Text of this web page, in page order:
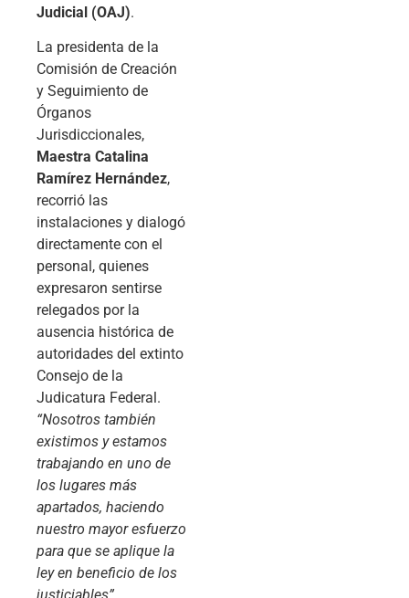
Judicial (OAJ).
La presidenta de la
Comisión de Creación
y Seguimiento de
Órganos
Jurisdiccionales,
Maestra Catalina
Ramírez Hernández,
recorrió las
instalaciones y dialogó
directamente con el
personal, quienes
expresaron sentirse
relegados por la
ausencia histórica de
autoridades del extinto
Consejo de la
Judicatura Federal.
“Nosotros también
existimos y estamos
trabajando en uno de
los lugares más
apartados, haciendo
nuestro mayor esfuerzo
para que se aplique la
ley en beneficio de los